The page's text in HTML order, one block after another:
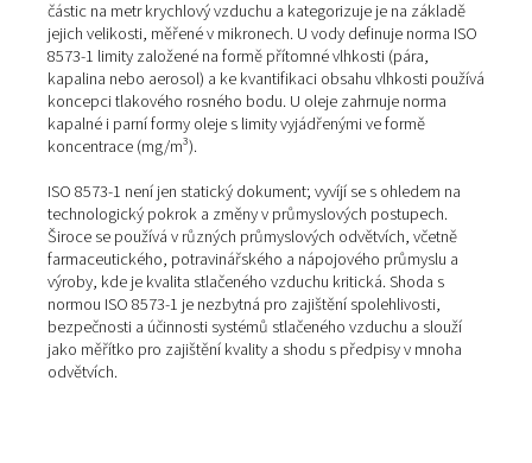
Norma je rozdělena do několika částí, přičemž ISO
primárním dokumentem, který popisuje hlavní
kontaminantů ve vzduchu a jejich přípustné limity.
podrobný klasifikační systém pro každý typ
specifikuje maximální přípustné úrovně koncentrace ve
stlačeném vzduchu. Tyto úrovně jsou definovány v
čistoty, které se liší v závislosti na citlivosti aplikace a
potenciálním dopadu kontaminace.
U pevných částic specifikuje norma maximální
částic na metr krychlový vzduchu a kategorizuje je na
jejich velikosti, měřené v mikronech. U vody definuje
8573-1 limity založené na formě přítomné vlhkosti
kapalina nebo aerosol) a ke kvantifikaci obsahu